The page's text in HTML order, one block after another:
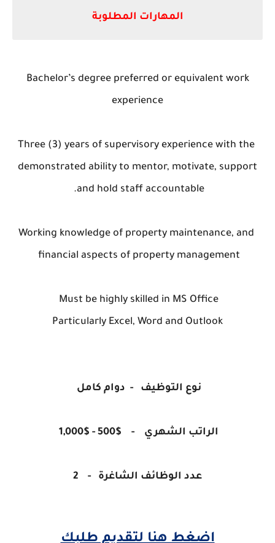
المهارات المطلوبة
Bachelor’s degree preferred or equivalent work
experience
Three (3) years of supervisory experience with the
demonstrated ability to mentor, motivate, support
and hold staff accountable.
Working knowledge of property maintenance, and
financial aspects of property management
Must be highly skilled in MS Office
Particularly Excel, Word and Outlook
نوع التوظيف - دوام كامل
الراتب الشهري - $500 - $1,000
عدد الوظائف الشاغرة - 2
اضغط هنا لتقديم طلبك